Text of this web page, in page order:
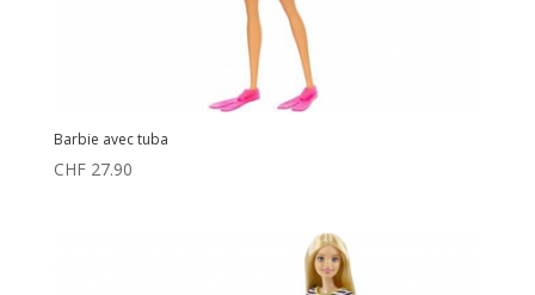
Barbie avec tuba
CHF27.90